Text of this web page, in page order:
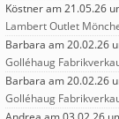
Köstneram 21.05.26
Lambert Outlet
Barbara am 20.02.26
Golléhaug
Barbara am 20.02.26
Golléhaug